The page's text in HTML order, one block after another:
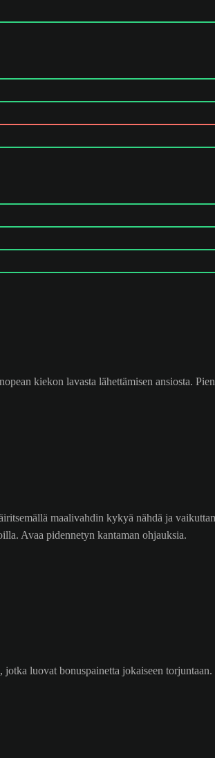
kiekon lavasta lähettämisen ansiosta.
maalivahdin kykyä nähdä ja
Avaa pidennetyn kantaman ohjauksia.
luovat bonuspainetta jokaiseen torjuntaan.